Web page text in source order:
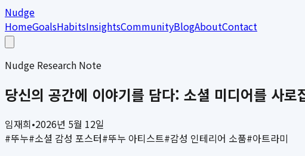
Nudge
HomeGoalsHabitsInsightsCommunityBlogAboutContact
Nudge Research Note
당신의 공간에 이야기를 담다: 소셜 미디어를 사로
임재희•2026년 5월 12일
#뚜누#소셜 감성 포스터#뚜누 아티스트#감성 인테리어 소품#아트라미